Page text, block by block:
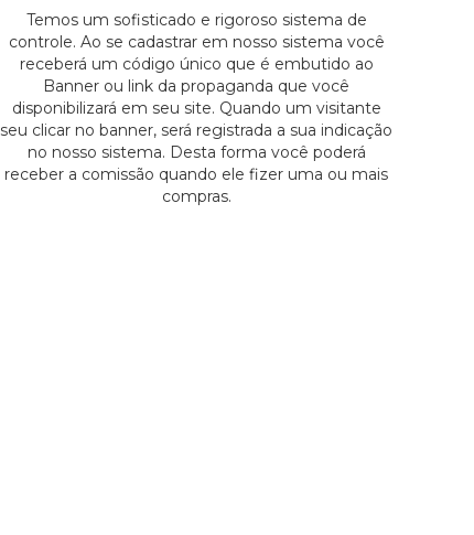
Temos um sofisticado e rigoroso sistema de
controle. Ao se cadastrar em nosso sistema você
receberá um código único que é embutido ao
Banner ou link da propaganda que você
disponibilizará em seu site. Quando um visitante
seu clicar no banner, será registrada a sua indicação
no nosso sistema. Desta forma você poderá
receber a comissão quando ele fizer uma ou mais
compras.